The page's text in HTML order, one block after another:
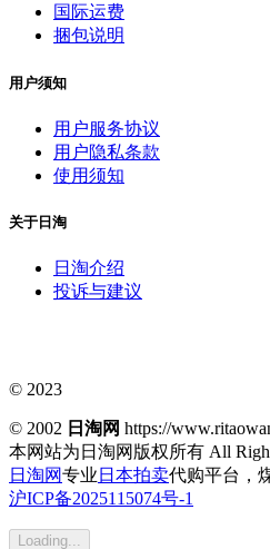
国际运费
捆包说明
用户须知
用户服务协议
用户隐私条款
使用须知
关于日淘
日淘介绍
投诉与建议
© 2023
© 2002 日淘网 https://
本网站为日淘网版权所有 All
日淘网专业 日本拍卖代购平台，
沪ICP备2025115074号-1
Loading...